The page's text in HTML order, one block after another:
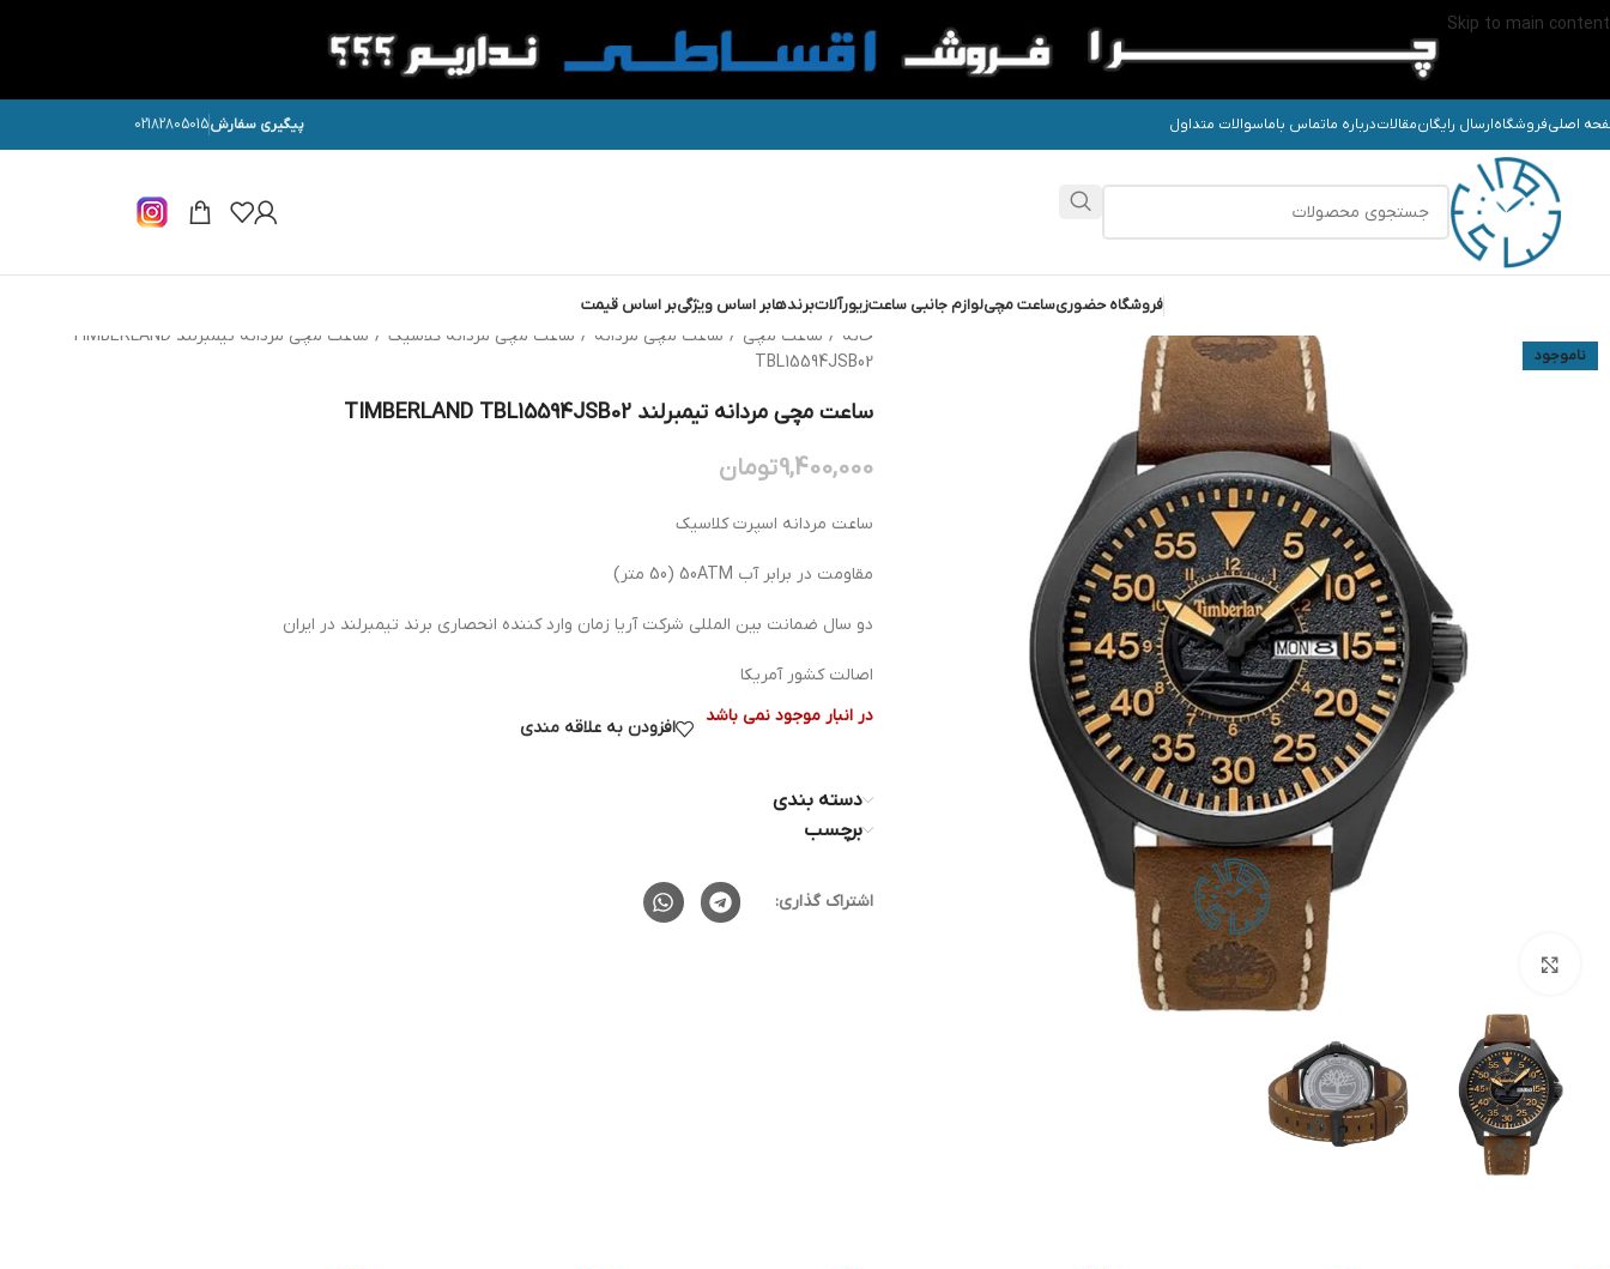
Skip to main content
اصلیفروشگاهارسال رایگانمقالاتدرباره ماتماس باماسوالات متداول پیگیری سفارش02182805015
فروشگاه حضوریساعت مچیلوازم جانبی ساعتزیورآلاتبرندهابر اساس ویژگیبر اساس قیمت
ناموجود
خانه / ساعت مچی / ساعت مچی مردانه / ساعت مچی مردانه کلاسیک /
ساعت مچی مردانه تیمبرلند TIMBERLAND
TBL15594JSB02
ساعت مچی مردانه تیمبرلند TIMBERLAND TBL15594JSB02
9,400,000تومان
ساعت مردانه اسپرت کلاسیک
مقاومت در برابر آب 50ATM (50 متر)
دو سال ضمانت بین المللی شرکت آریا زمان وارد کننده انحصاری برند تیمبرلند در ایران
اصالت کشور آمریکا
در انبار موجود نمی باشد
افزودن به علاقه مندی
دسته بندی
برچسب
اشتراک گذاری: